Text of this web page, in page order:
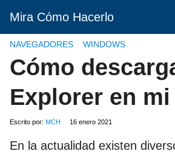
Mira Cómo Hacerlo
NAVEGADORES WINDOWS
Cómo
Explorer en
Escrito por: MCH 16 enero 2021
En la actualidad existen